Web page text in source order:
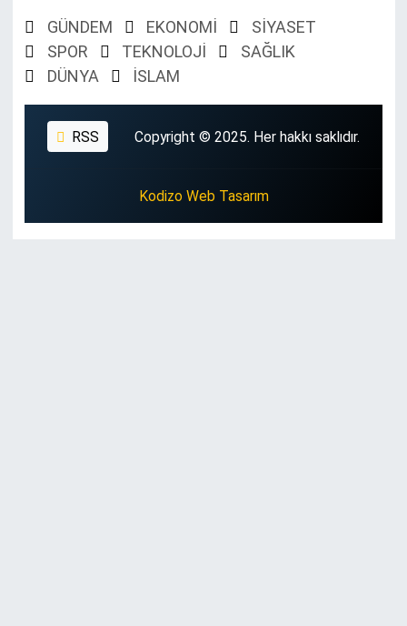
GÜNDEM EKONOMİ
SİYASET
SPOR
TEKNOLOJİ
SAĞLIK
DÜNYA
İSLAM
RSS Copyright © 2025. Her hakkı saklıdır.
Kodizo Web Tasarım